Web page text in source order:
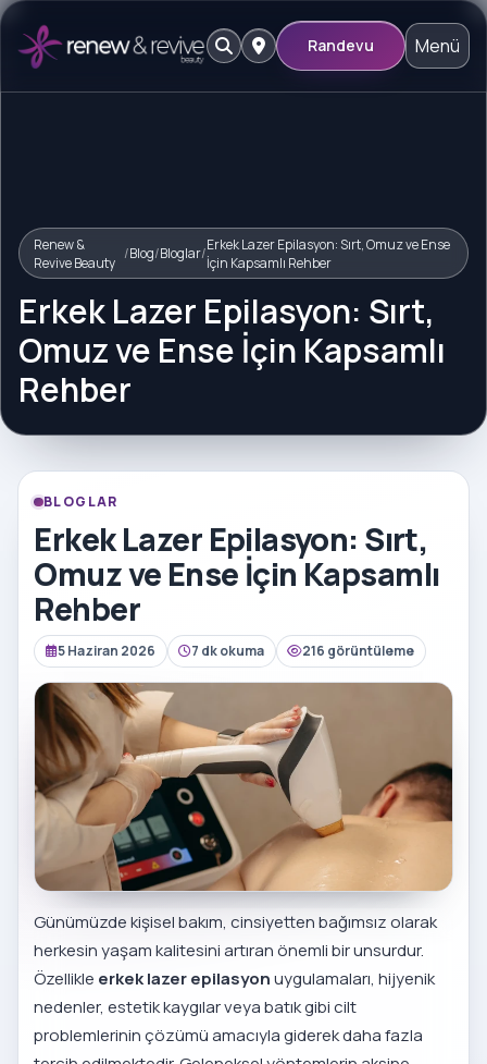
Randevu Menü
Renew &
Revive Beauty /Blog/Bloglar/Erkek Lazer Epilasyon: Sırt, Omuz ve Ense
İçin Kapsamlı Rehber
Erkek Lazer Epilasyon: Sırt,
Omuz ve Ense İçin Kapsamlı
Rehber
BLOGLAR
Erkek Lazer Epilasyon: Sırt,
Omuz ve Ense İçin Kapsamlı
Rehber
5 Haziran 2026 7 dk okuma 216 görüntüleme
Günümüzde kişisel bakım, cinsiyetten bağımsız olarak
herkesin yaşam kalitesini artıran önemli bir unsurdur.
Özellikle erkek lazer epilasyonuygulamaları, hijyenik
nedenler, estetik kaygılar veya batık gibi cilt
problemlerinin çözümü amacıyla giderek daha fazla